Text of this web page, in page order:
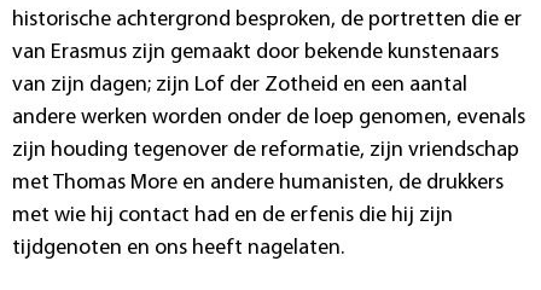
historische achtergrond besproken, de portretten die er
van Erasmus zijn gemaakt door bekende kunstenaars
van zijn dagen; zijn Lof der Zotheid en een aantal
andere werken worden onder de loep genomen, evenals
zijn houding tegenover de reformatie, zijn vriendschap
met Thomas More en andere humanisten, de drukkers
met wie hij contact had en de erfenis die hij zijn
tijdgenoten en ons heeft nagelaten.